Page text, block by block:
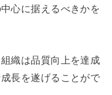
心に据えるべきかを
織は品質向上を達成
長を遂げることがで